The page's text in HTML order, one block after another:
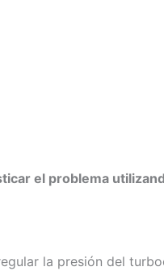
el problema
la presión del